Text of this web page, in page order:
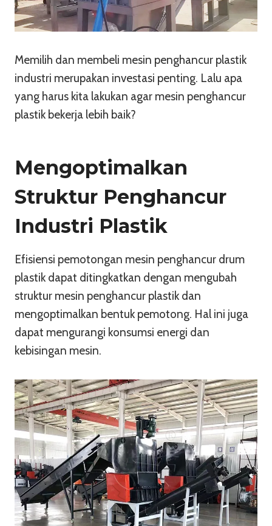
Memilih dan membeli mesin penghancur plastik
industri merupakan investasi penting. Lalu apa
yang harus kita lakukan agar mesin penghancur
plastik bekerja lebih baik?
Mengoptimalkan
Struktur Penghancur
Industri Plastik
Efisiensi pemotongan mesin penghancur drum
plastik dapat ditingkatkan dengan mengubah
struktur mesin penghancur plastik dan
mengoptimalkan bentuk pemotong. Hal ini juga
dapat mengurangi konsumsi energi dan
kebisingan mesin.